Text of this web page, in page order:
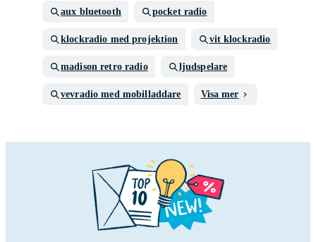
aux bluetooth pocket radio
klockradio med projektion vit klockradio
madison retro radio ljudspelare
vevradio med mobilladdare Visa mer